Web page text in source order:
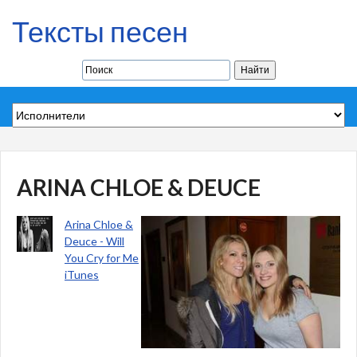
Тексты песен
ARINA CHLOE & DEUCE
Arina Chloe &
Deuce - Will
You Cry for Me
iTunes